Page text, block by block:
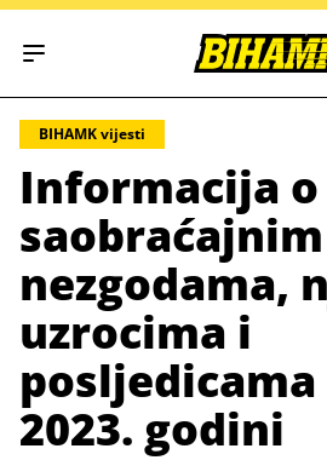
Open main menu
BIHAMK vijesti
Informacija o
saobraćajnim
nezgodama,
uzrocima i
posljedicama
2023. godini